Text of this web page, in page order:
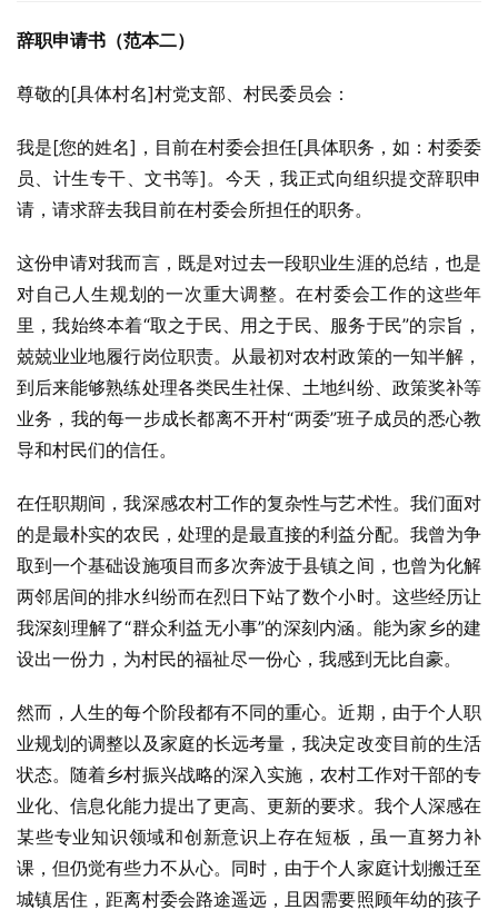
辞职申请书（范本二）
尊敬的[具体村名]村党支部、村民委员会：
我是[您的姓名]，目前在村委会担任[具体职务，如：村委委
员、计生专干、文书等]。今天，我正式向组织提交辞职申
请，请求辞去我目前在村委会所担任的职务。
这份申请对我而言，既是对过去一段职业生涯的总结，也是
对自己人生规划的一次重大调整。在村委会工作的这些年
里，我始终本着“取之于民、用之于民、服务于民”的宗旨，
兢兢业业地履行岗位职责。从最初对农村政策的一知半解，
到后来能够熟练处理各类民生社保、土地纠纷、政策奖补等
业务，我的每一步成长都离不开村“两委”班子成员的悉心教
导和村民们的信任。
在任职期间，我深感农村工作的复杂性与艺术性。我们面对
的是最朴实的农民，处理的是最直接的利益分配。我曾为争
取到一个基础设施项目而多次奔波于县镇之间，也曾为化解
两邻居间的排水纠纷而在烈日下站了数个小时。这些经历让
我深刻理解了“群众利益无小事”的深刻内涵。能为家乡的建
设出一份力，为村民的福祉尽一份心，我感到无比自豪。
然而，人生的每个阶段都有不同的重心。近期，由于个人职
业规划的调整以及家庭的长远考量，我决定改变目前的生活
状态。随着乡村振兴战略的深入实施，农村工作对干部的专
业化、信息化能力提出了更高、更新的要求。我个人深感在
某些专业知识领域和创新意识上存在短板，虽一直努力补
课，但仍觉有些力不从心。同时，由于个人家庭计划搬迁至
城镇居住，距离村委会路途遥远，且因需要照顾年幼的孩子